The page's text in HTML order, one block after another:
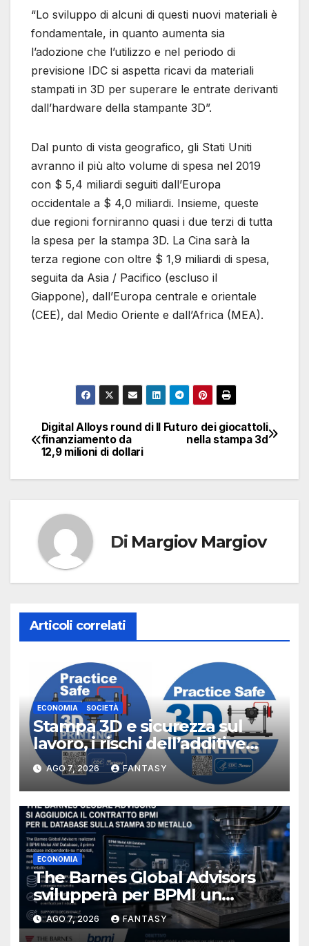
“Lo sviluppo di alcuni di questi nuovi materiali è
fondamentale, in quanto aumenta sia
l’adozione che l’utilizzo e nel periodo di
previsione IDC si aspetta ricavi da materiali
stampati in 3D per superare le entrate derivanti
dall’hardware della stampante 3D”.
Dal punto di vista geografico, gli Stati Uniti
avranno il più alto volume di spesa nel 2019
con $ 5,4 miliardi seguiti dall’Europa
occidentale a $ 4,0 miliardi. Insieme, queste
due regioni forniranno quasi i due terzi di tutta
la spesa per la stampa 3D. La Cina sarà la
terza regione con oltre $ 1,9 miliardi di spesa,
seguita da Asia / Pacifico (escluso il
Giappone), dall’Europa centrale e orientale
(CEE), dal Medio Oriente e dall’Africa (MEA).
Navigazione
articoli
Il Futuro dei giocattoli
nella stampa 3d
Digital Alloys round di
finanziamento da
12,9 milioni di dollari
Di Margiov Margiov
Articoli correlati
ECONOMIA SOCIETÀ
Stampa 3D e sicurezza sul
lavoro, i rischi dell’additive
manufacturing secondo
NIOSH
AGO 7, 2026 FANTASY
ECONOMIA
The Barnes Global Advisors
svilupperà per BPMI un
database per la stampa 3D
metallica destinata alla filiera
AGO 7, 2026 FANTASY